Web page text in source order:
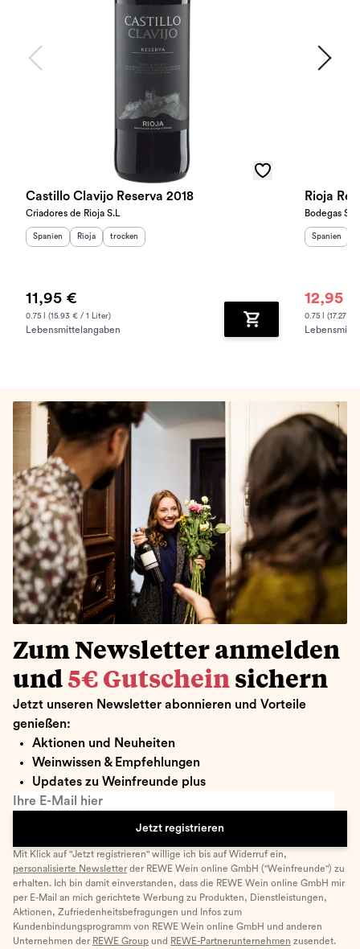
Castillo Clavijo Reserva 2018
Criadores de Rioja S.L
Herkunftsland:
Spanien Herkunftsregion:
Rioja Geschmack
trocken
11,95 €
0.75 l (15.93 € / 1 Liter)
Lebensmittelangaben Zum Warenkorb
Rioja
Bodegas
Spanien
12,95 €
0.75 l (17.27 €
Zum Newsletter anmelden
und 5€ Gutschein sichern
Jetzt unseren Newsletter abonnieren und Vorteile
genießen:
Aktionen und Neuheiten
Weinwissen & Empfehlungen
Updates zu Weinfreunde plus
Ihre E-Mail hier
Jetzt registrieren
Mit Klick auf "Jetzt registrieren" willige ich bis auf Widerruf ein,
personalisierte Newsletter der REWE Wein online GmbH ("Weinfreunde") zu
erhalten. Ich bin damit einverstanden, dass die REWE Wein online GmbH mir
per E-Mail an mich gerichtete Werbung zu Produkten, Dienstleistungen,
Aktionen, Zufriedenheitsbefragungen und Infos zum
Kundenbindungsprogramm von REWE Wein online GmbH und anderen
Unternehmen der REWE Group und REWE-Partnerunternehmen zusendet.